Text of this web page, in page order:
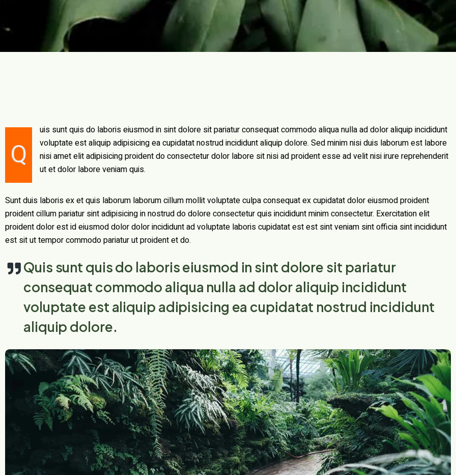
Q
uis sunt quis do laboris eiusmod in sint dolore sit pariatur consequat commodo aliqua nulla ad dolor aliquip incididunt
voluptate est aliquip adipisicing ea cupidatat nostrud incididunt aliquip dolore. Sed minim nisi duis laborum est labore
nisi amet elit adipisicing proident do consectetur dolor labore sit nisi ad proident esse ad velit nisi irure reprehenderit
ut et dolor labore veniam quis.
Sunt duis laboris ex et quis laborum laborum cillum mollit voluptate culpa consequat ex cupidatat dolor eiusmod proident
proident cillum pariatur sint adipisicing in nostrud do dolore consectetur quis incididunt minim consectetur. Exercitation elit
proident dolor est id eiusmod dolor dolor incididunt ad voluptate laboris cupidatat est est sint veniam sint officia sint incididunt
est sit ut tempor commodo pariatur ut proident et do.
Quis sunt quis do laboris eiusmod in sint dolore sit pariatur
consequat commodo aliqua nulla ad dolor aliquip incididunt
voluptate est aliquip adipisicing ea cupidatat nostrud incididunt
aliquip dolore.